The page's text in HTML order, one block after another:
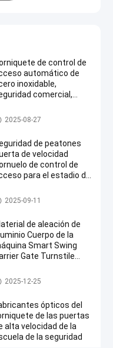
Chatea
de control de
automático de
inoxidable,
comercial,
de entrada para
y centros
RFID
de la puerta de velo
2025-08-27
de peatones
de velocidad
de control de
para el estadio de
de la puerta de velo
2025-09-11
de aleación de
Cuerpo de la
Smart Swing
Gate Turnstile
de control de
de la barrera del os
2025-12-25
ópticos del
de las puertas
alta velocidad de la
de la seguridad